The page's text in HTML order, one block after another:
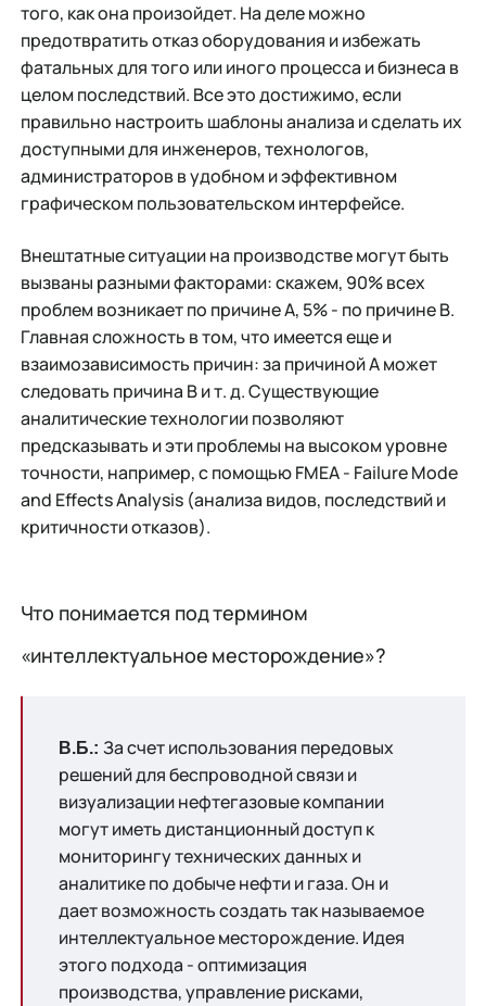
того, как она произойдет. На деле можно
предотвратить отказ оборудования и избежать
фатальных для того или иного процесса и бизнеса в
целом последствий. Все это достижимо, если
правильно настроить шаблоны анализа и сделать их
доступными для инженеров, технологов,
администраторов в удобном и эффективном
графическом пользовательском интерфейсе.
Внештатные ситуации на производстве могут быть
вызваны разными факторами: скажем, 90% всех
проблем возникает по причине А, 5% - по причине В.
Главная сложность в том, что имеется еще и
взаимозависимость причин: за причиной А может
следовать причина В и т. д. Существующие
аналитические технологии позволяют
предсказывать и эти проблемы на высоком уровне
точности, например, с помощью FMEA - Failure Mode
and Effects Analysis (анализа видов, последствий и
критичности отказов).
Что понимается под термином
«интеллектуальное месторождение»?
В.Б.: За счет использования передовых
решений для беспроводной связи и
визуализации нефтегазовые компании
могут иметь дистанционный доступ к
мониторингу технических данных и
аналитике по добыче нефти и газа. Он и
дает возможность создать так называемое
интеллектуальное месторождение. Идея
этого подхода - оптимизация
производства, управление рисками,